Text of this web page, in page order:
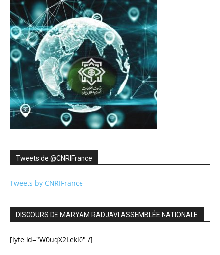
Tweets de ‎@CNRIFrance
Tweets by CNRIFrance
DISCOURS DE MARYAM RADJAVI ASSEMBLÉE NATIONALE
[lyte id="W0uqX2Leki0" /]